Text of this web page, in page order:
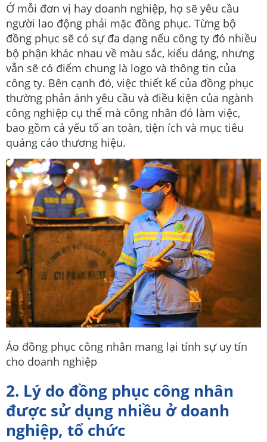
Ở mỗi đơn vị hay doanh nghiệp, họ sẽ yêu cầu
người lao động phải mặc đồng phục. Từng bộ
đồng phục sẽ có sự đa dạng nếu công ty đó nhiều
bộ phận khác nhau về màu sắc, kiểu dáng, nhưng
vẫn sẽ có điểm chung là logo và thông tin của
công ty. Bên cạnh đó, việc thiết kế của đồng phục
thường phản ánh yêu cầu và điều kiện của ngành
công nghiệp cụ thể mà công nhân đó làm việc,
bao gồm cả yếu tố an toàn, tiện ích và mục tiêu
quảng cáo thương hiệu.
Áo đồng phục công nhân mang lại tính sự uy tín
cho doanh nghiệp
2. Lý do đồng phục công nhân
được sử dụng nhiều ở doanh
nghiệp, tổ chức